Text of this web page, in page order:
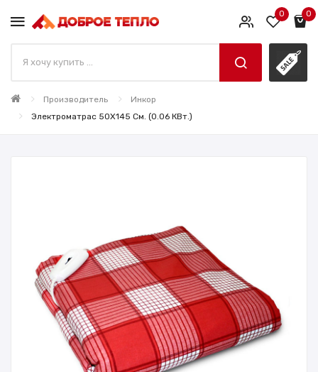
0 0
Производитель
Инкор
Электроматрас 50X145 См. (0.06 КВт.)